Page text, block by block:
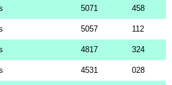
5071 458
5057 112
4817 324
4531 028